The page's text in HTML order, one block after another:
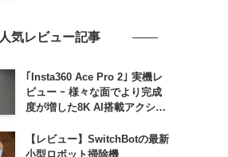
人気レビュー記事
｢Insta360 Ace Pro 2｣ 実機レ
ビュー ｰ 様々な面でより完成
度が増した8K AI搭載アクショ
【レビュー】SwitchBotの最新
小型ロボット掃除機